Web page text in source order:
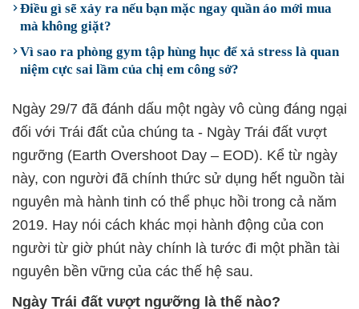
Điều gì sẽ xảy ra nếu bạn mặc ngay quần áo mới mua
mà không giặt?
Vì sao ra phòng gym tập hùng hục để xả stress là quan
niệm cực sai lầm của chị em công sở?
Ngày 29/7 đã đánh dấu một ngày vô cùng đáng ngại
đối với Trái đất của chúng ta - Ngày Trái đất vượt
ngưỡng (Earth Overshoot Day – EOD). Kể từ ngày
này, con người đã chính thức sử dụng hết nguồn tài
nguyên mà hành tinh có thể phục hồi trong cả năm
2019. Hay nói cách khác mọi hành động của con
người từ giờ phút này chính là tước đi một phần tài
nguyên bền vững của các thế hệ sau.
Ngày Trái đất vượt ngưỡng là thế nào?